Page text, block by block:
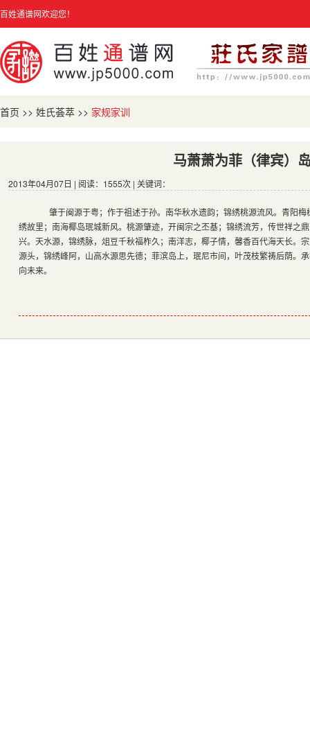
百姓通谱网欢迎您！
首页 >> 姓氏荟萃 >> 家规家训
马萧萧为菲（律宾）
2013年04月07日 | 阅读：1555次 | 关键词：
肇于闽源于粤；作于祖述于孙。南华秋水遗韵；锦绣桃源流风。青阳梅
绣故里；南海椰岛珉城新风。桃源肇迹，开闽宗之丕基；锦绣流芳，传世祥
兴。天水源，锦绣脉，俎豆千秋福柞久；南洋志，椰子情，馨香百代海天长。
源头，锦绣峰阿，山高水源思先德；菲滨岛上，珉尼市间，叶茂枝繁祷后荫。
向未来。